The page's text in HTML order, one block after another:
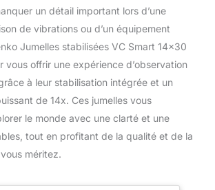
un détail important lors d’une
de vibrations ou d’un équipement
Jumelles stabilisées VC Smart 14×30
vous offrir une expérience d’observation
à leur stabilisation intégrée et un
de 14x. Ces jumelles vous
le monde avec une clarté et une
tout en profitant de la qualité et de la
méritez.